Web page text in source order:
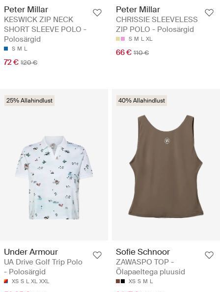
Peter Millar
KESWICK ZIP NECK
SHORT SLEEVE POLO -
Polosärgid
S M L
72 € 120 €
Peter Millar
CHRISSIE SLEEVELESS
ZIP POLO - Polosärgid
S M L XL
66 € 110 €
25% Allahindlust
Under Armour
UA Drive Golf Trip Polo
- Polosärgid
XS S L XL XXL
40% Allahindlust
Sofie Schnoor
ZAWASPO TOP -
Õlapaeltega pluusid
XS S M L